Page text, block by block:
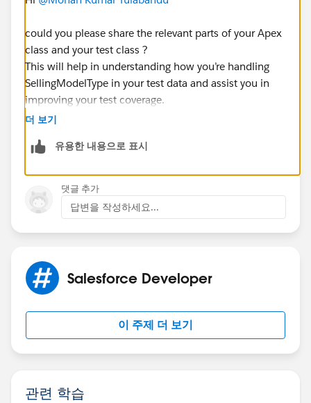
could you please share the relevant parts of your Apex
class and your test class ?
This will help in understanding how you’re handling
SellingModelType in your test data and assist you in
improving your test coverage.
더 보기
유용한 내용으로 표시
댓글 추가
답변을 작성하세요...
Salesforce Developer
이 주제 더 보기
관련 학습